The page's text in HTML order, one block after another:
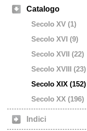
Catalogo
Secolo XV (1)
Secolo XVI (9)
Secolo XVII (22)
Secolo XVIII (23)
Secolo XIX (152)
Secolo XX (196)
Indici